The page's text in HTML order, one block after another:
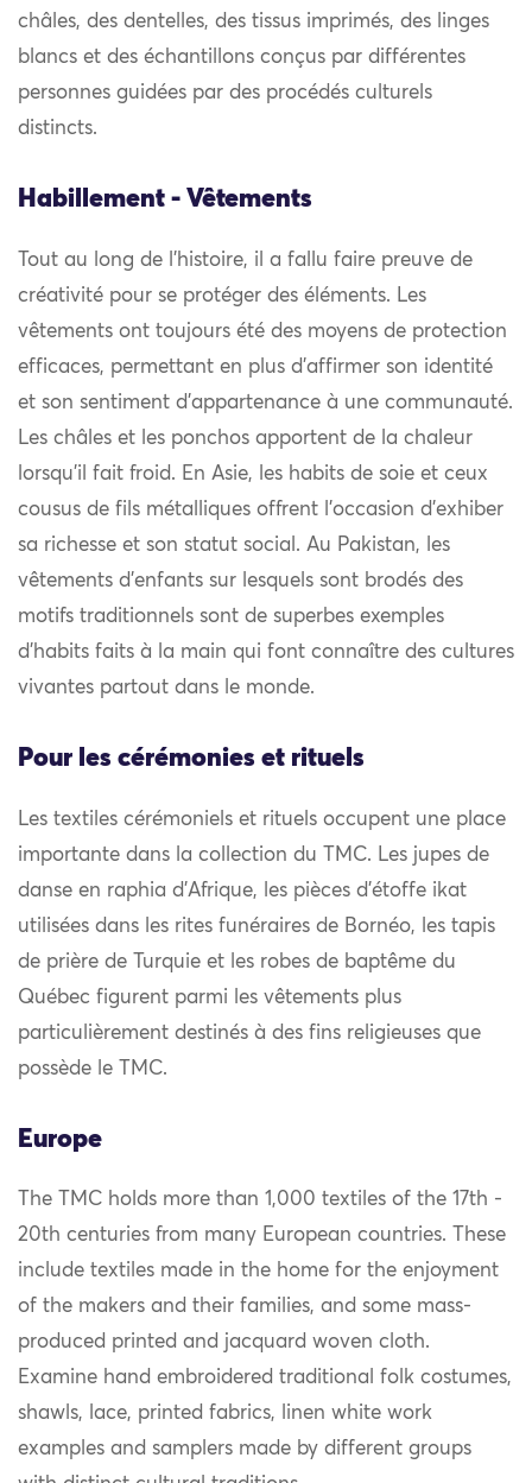
châles, des dentelles, des tissus imprimés, des linges
blancs et des échantillons conçus par différentes
personnes guidées par des procédés culturels
distincts.
Habillement - Vêtements
Tout au long de l’histoire, il a fallu faire preuve de
créativité pour se protéger des éléments. Les
vêtements ont toujours été des moyens de protection
efficaces, permettant en plus d’affirmer son identité
et son sentiment d’appartenance à une communauté.
Les châles et les ponchos apportent de la chaleur
lorsqu’il fait froid. En Asie, les habits de soie et ceux
cousus de fils métalliques offrent l’occasion d’exhiber
sa richesse et son statut social. Au Pakistan, les
vêtements d’enfants sur lesquels sont brodés des
motifs traditionnels sont de superbes exemples
d’habits faits à la main qui font connaître des cultures
vivantes partout dans le monde.
Pour les cérémonies et rituels
Les textiles cérémoniels et rituels occupent une place
importante dans la collection du TMC. Les jupes de
danse en raphia d’Afrique, les pièces d’étoffe ikat
utilisées dans les rites funéraires de Bornéo, les tapis
de prière de Turquie et les robes de baptême du
Québec figurent parmi les vêtements plus
particulièrement destinés à des fins religieuses que
possède le TMC.
Europe
The TMC holds more than 1,000 textiles of the 17th -
20th centuries from many European countries. These
include textiles made in the home for the enjoyment
of the makers and their families, and some mass-
produced printed and jacquard woven cloth.
Examine hand embroidered traditional folk costumes,
shawls, lace, printed fabrics, linen white work
examples and samplers made by different groups